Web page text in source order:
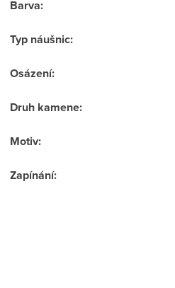
Barva:
Typ náušnic:
Osázení:
Druh kamene:
Motiv:
Zapínání: